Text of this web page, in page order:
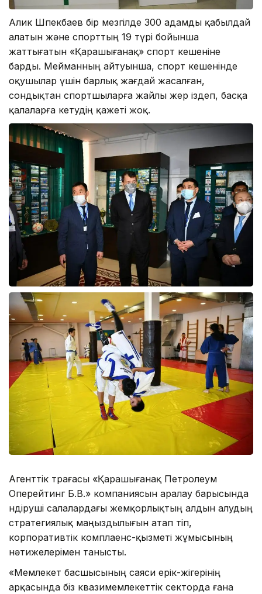
Алик Шпекбаев бір мезгілде 300 адамды қабылдай
алатын және спорттың 19 түрі бойынша
жаттығатын «Қарашығанақ» спорт кешеніне
барды. Мейманның айтуынша, спорт кешенінде
оқушылар үшін барлық жағдай жасалған,
сондықтан спортшыларға жайлы жер іздеп, басқа
қалаларға кетудің қажеті жоқ.
Агенттік төрағасы «Қарашығанақ Петролеум
Оперейтинг Б.В.» компаниясын аралау барысында
өндіруші салалардағы жемқорлықтың алдын алудың
стратегиялық маңыздылығын атап өтіп,
корпоративтік комплаенс-қызметі жұмысының
нәтижелерімен танысты.
«Мемлекет басшысының саяси ерік-жігерінің
арқасында біз квазимемлекеттік секторда ғана